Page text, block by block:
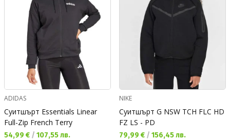
ADIDAS
Суитшърт Essentials Linear
Full-Zip French Terry
Текуща цена:
54,99 € / 107,55 лв.
NIKE
Суитшърт G NSW TCH FLC HD
FZ LS - PD
Текуща цена:
79,99 € / 156,45 лв.